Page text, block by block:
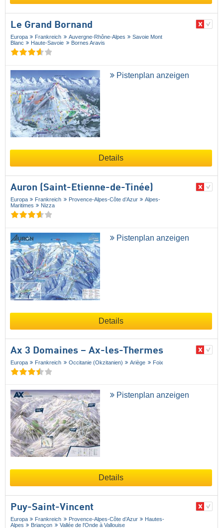
Le Grand Bornand
Europa Frankreich Auvergne-Rhône-Alpes
Savoie Mont
Blanc
Haute-Savoie Bornes Aravis
Pistenplan anzeigen
Details
Auron (Saint-Etienne-de-Tinée)
Europa Frankreich Provence-Alpes-Côte d’Azur
Alpes-
Maritimes
Nizza
Pistenplan anzeigen
Details
Ax 3 Domaines – Ax-les-Thermes
Europa Frankreich Occitanie (Okzitanien) Ariège Foix
Pistenplan anzeigen
Details
Puy-Saint-Vincent
Europa Frankreich Provence-Alpes-Côte d’Azur
Hautes-
Alpes
Briançon Vallée de l'Onde à Vallouise